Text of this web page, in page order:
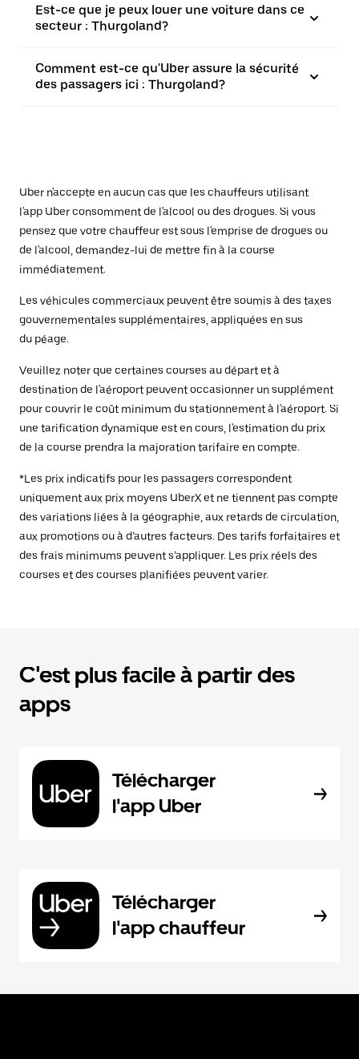
Est-ce que je peux louer une voiture dans ce
secteur : Thurgoland?
Comment est-ce qu'Uber assure la sécurité
des passagers ici : Thurgoland?
Uber n'accepte en aucun cas que les chauffeurs utilisant
l'app Uber consomment de l'alcool ou des drogues. Si vous
pensez que votre chauffeur est sous l'emprise de drogues ou
de l'alcool, demandez-lui de mettre fin à la course
immédiatement.
Les véhicules commerciaux peuvent être soumis à des taxes
gouvernementales supplémentaires, appliquées en sus
du péage.
Veuillez noter que certaines courses au départ et à
destination de l'aéroport peuvent occasionner un supplément
pour couvrir le coût minimum du stationnement à l'aéroport. Si
une tarification dynamique est en cours, l'estimation du prix
de la course prendra la majoration tarifaire en compte.
*Les prix indicatifs pour les passagers correspondent
uniquement aux prix moyens UberX et ne tiennent pas compte
des variations liées à la géographie, aux retards de circulation,
aux promotions ou à d’autres facteurs. Des tarifs forfaitaires et
des frais minimums peuvent s’appliquer. Les prix réels des
courses et des courses planifiées peuvent varier.
C'est plus facile à partir des
apps
Télécharger
l'app Uber
Télécharger
l'app chauffeur